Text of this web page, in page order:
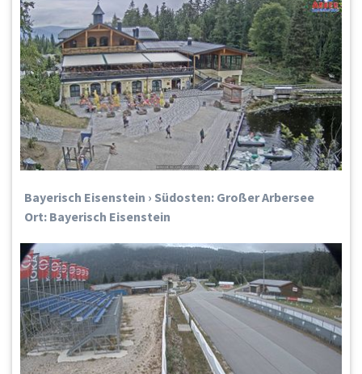
Bayerisch Eisenstein › Südosten: Großer Arbersee
Ort: Bayerisch Eisenstein